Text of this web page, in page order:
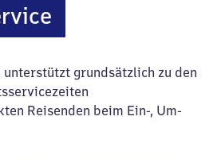
grundsätzlich zu den
Reisenden beim Ein-, Um-